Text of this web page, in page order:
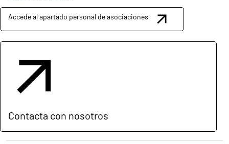
Accede al apartado personal de asociaciones
Contacta con nosotros